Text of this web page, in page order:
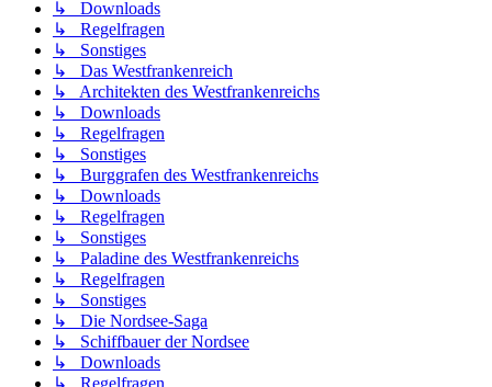
↳ Downloads
↳ Regelfragen
↳ Sonstiges
↳ Das Westfrankenreich
↳ Architekten des Westfrankenreichs
↳ Downloads
↳ Regelfragen
↳ Sonstiges
↳ Burggrafen des Westfrankenreichs
↳ Downloads
↳ Regelfragen
↳ Sonstiges
↳ Paladine des Westfrankenreichs
↳ Regelfragen
↳ Sonstiges
↳ Die Nordsee-Saga
↳ Schiffbauer der Nordsee
↳ Downloads